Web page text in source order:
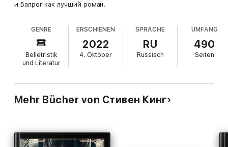
и Балрог как лучший роман.
GENRE
Belletristik
und Literatur
ERSCHIENEN
2022
4. Oktober
SPRACHE
RU
Russisch
UMFANG
490
Seiten
Mehr Bücher von Стивен Кинг